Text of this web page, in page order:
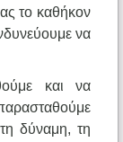
το καθήκον
να
και να
δύναμη, τη